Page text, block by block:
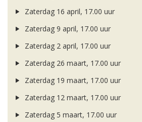
Zaterdag 16 april, 17.00 uur
Zaterdag 9 april, 17.00 uur
Zaterdag 2 april, 17.00 uur
Zaterdag 26 maart, 17.00 uur
Zaterdag 19 maart, 17.00 uur
Zaterdag 12 maart, 17.00 uur
Zaterdag 5 maart, 17.00 uur